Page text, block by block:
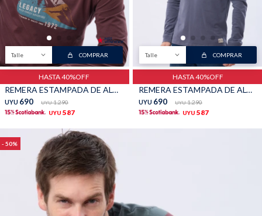
Talle COMPRAR
HASTA 40%OFF
REMERA ESTAMPADA DE ALGODÓN - BORDO
UYU 690 UYU 1.290
UYU 587
Talle COMPRAR
HASTA 40%OFF
REMERA ESTAMPADA DE ALGODÓN - INDIGO
UYU 690 UYU 1.290
UYU 587
50